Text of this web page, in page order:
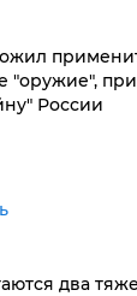
"оружие",
России
два